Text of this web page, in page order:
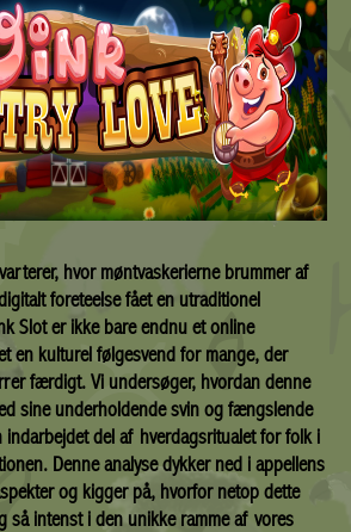
hvor møntvaskerierne brummer af
foreteelse fået en utraditionel
Slot er ikke bare endnu et online
en kulturel følgesvend for mange, der
færdigt. Vi undersøger, hvordan denne
sine underholdende svin og fængslende
indarbejdet del af hverdagsritualet for folk i
Denne analyse dykker ned i appellens
og kigger på, hvorfor netop dette
så intenst i den unikke ramme af vores